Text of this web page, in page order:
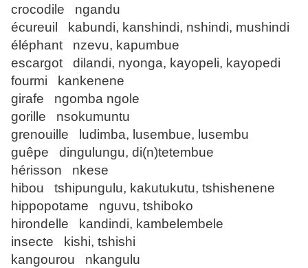
crocodile ngandu
écureuil kabundi, kanshindi, nshindi, mushindi
éléphant nzevu, kapumbue
escargot dilandi, nyonga, kayopeli, kayopedi
fourmi kankenene
girafe ngomba ngole
gorille nsokumuntu
grenouille ludimba, lusembue, lusembu
guêpe dingulungu, di(n)tetembue
hérisson nkese
hibou tshipungulu, kakutukutu, tshishenene
hippopotame nguvu, tshiboko
hirondelle kandindi, kambelembele
insecte kishi, tshishi
kangourou nkangulu